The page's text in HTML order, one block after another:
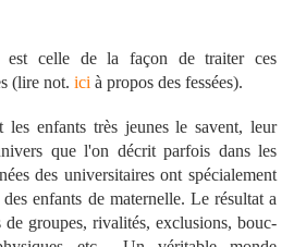
celle de la façon de traiter ces
(lire not. ici à propos des fessées).
enfants très jeunes le savent, leur
que l'on décrit parfois dans les
des universitaires ont spécialement
enfants de maternelle. Le résultat a
de groupes, rivalités, exclusions, bouc-